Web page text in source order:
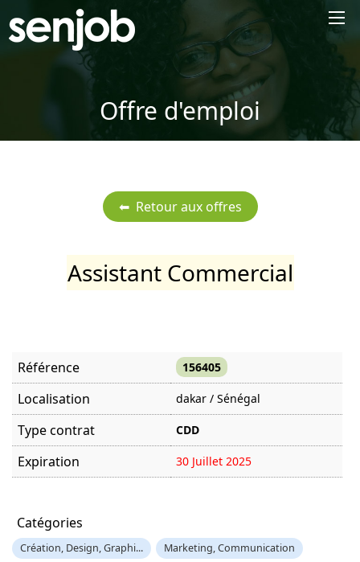
Offre d'emploi
Assistant Commercial
Référence 156405
Localisation dakar / Sénégal
Type contrat CDD
Expiration 30 Juillet 2025
Catégories
Création, Design, Graphi... Marketing, Communication